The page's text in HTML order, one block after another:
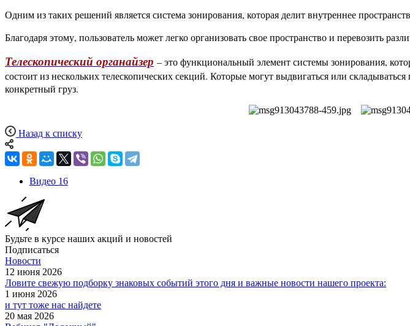
Одним из таких решений является система зонирования, которая делит внутреннее
Благодаря этому, пользователь может легко организовать свое пространство и перевозить
Телескопический органайзер – это функциональный элемент системы зонирования,
состоит из нескольких телескопических секций. Которые могут выдвигаться или
конкретный груз.
Назад к списку
Видео 16
Будьте в курсе наших акций и новостей
Подписаться
Новости
12 июня 2026
Ловите свежую подборку знаковых событий этого дня и важные новости нашего проекта:
1 июня 2026
и тут тоже нас найдете
20 мая 2026